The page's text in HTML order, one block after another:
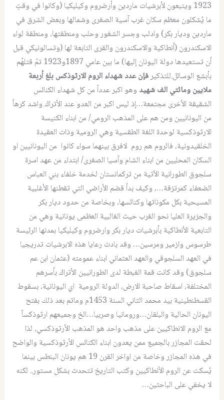
1923 ويتبعون لأبرشيات ماردين وأرضروم وكيليكيا (وكانوا في وقتٍ
ما يُشكلون معظم سكان غرب آسية الصغرى وشمالها وبعض الشرق في
ماردين وديار بكر) وادلب وجسر الشغور وحلب ومنطقتها، ومنطقة لواء
الاسكندرون (أنطاكية والاسكندرون والقرى التابعة لها (وتسالونيكي قبل
أن تستعيدها دولة اليونان إليها) ما بين عامي 1897و1923 تمّ قتلهُم
بأبشع الوسائل.للتذكيرفإن عدد شهداء الروم الارثوذكس بلغ أربعة
ملايين ومائتي الف شهيد وهو اكبر عدداً من كل شهداء الكنائس
الشقيقة الأخرى مجتمعة…إذ ليس اكبر من العدو عند الأتراك واشد كرهاً
من اليونانيين ومن هم على المذهب الرومي/ من ابناء الكنيسة
الارثوذكسية لوحدة اللغة الطقسية وهي الرومية وذات العقيدة
الخلقيدونية، فالروم هم روم لافرق بينهما سواء كانوا من اليونانيين او
السكان المحليين من ابناء الشام وآسيا الصغرى/ ابتداء من عهد اسرة
سلجوق الطورانية الآتية من تركمانستان لخدمة خلفاء بني العباس
الضعفاء كمرتزقة…، وكيف بدأ قضم الأراضي التي تقطنها الأغلبية
المسيحية بكل مكوناتها وكنائسها، وبخاصة من حدود ديار بكر
والجزيرة العليا نحو الغرب حيث الغالبية العظمى يونانية وهي من
التابعية الأنطاكية بأبرشيات ديار بكر وارضروم وكيليكيا بمدنها الرئيسة
طرسوس وازمير ومرسين… وقد بادت رعايا هذه الابرشيات تدريجيا
في العهد السلجوقي والعهد العثماني ابناء عمومته (عثمان ابن عم
سلجوق) وقد كانت قمة الغبطة لدى الطورانيين الأتراك بأسرهم
المختلفة، اسقاط صاحبة الارض، الدولة الرومية اي اليونانية، بسقوط
القسطنطينية بيد محمد الثاني السنة 1453م وماتم بعد ذلك بفتح
اليونان الحالية والبلقان…ورومانيا وصربيا…الخ وجميعهم ارثوذكساً
مع الروم الانطاكيين على مذهب واحد هو المذهب الأرثوذكسي، لذا
لحقت المجازر بالجميع ممن يعدون ابناء الكنائس الأرثوذكسية والواضح
في هذه المجازر وخاصة من اواخر القرن 19 هم يونان البنطس بينما
يُسكت عن الروم الأنطاكيين وكتب التاريخ تتحدث بشكل مستور.. لكنه
لا يخفي على الباحثين…